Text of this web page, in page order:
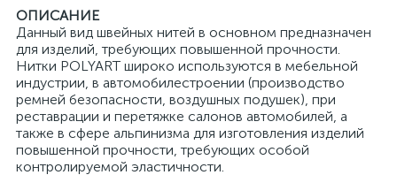
ОПИСАНИЕ
Данный вид швейных нитей в основном предназначен
для изделий, требующих повышенной прочности.
Нитки POLYART широко используются в мебельной
индустрии, в автомобилестроении (производство
ремней безопасности, воздушных подушек), при
реставрации и перетяжке салонов автомобилей, а
также в сфере альпинизма для изготовления изделий
повышенной прочности, требующих особой
контролируемой эластичности.